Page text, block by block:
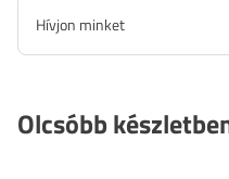
Hívjon minket
Olcsóbb